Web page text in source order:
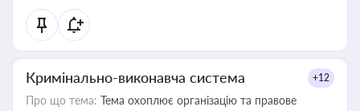
Кримінально-виконавча система +12
Про що тема: Тема охоплює організацію та правове